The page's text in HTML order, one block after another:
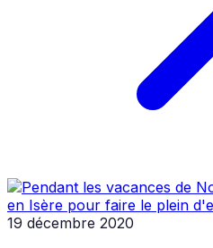
19 décembre 2020